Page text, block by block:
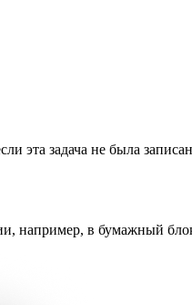
задача не была
например, в бумажный